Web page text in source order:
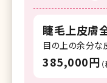
睫毛上皮膚
目の上の余分な
385,000円